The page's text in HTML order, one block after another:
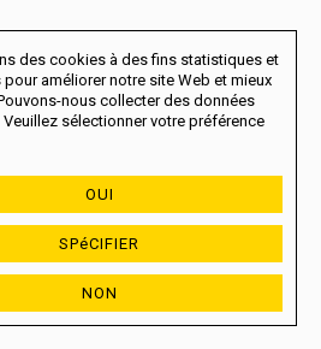
des cookies à des fins statistiques et
améliorer notre site Web et mieux
nous collecter des données
Veuillez sélectionner votre préférence
OUI
SPéCIFIER
NON